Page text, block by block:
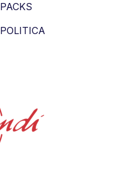
PACKS
POLITICA